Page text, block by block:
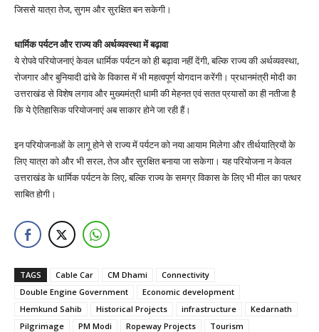
जिससे यात्रा तेज, सुगम और सुरक्षित बन सकेगी।
धार्मिक पर्यटन और राज्य की अर्थव्यवस्था में बढ़ावा
ये रोपवे परियोजनाएं केवल धार्मिक पर्यटन को ही बढ़ावा नहीं देंगी, बल्कि राज्य की अर्थव्यवस्था,
रोजगार और बुनियादी ढांचे के विकास में भी महत्वपूर्ण योगदान करेंगी। प्रधानमंत्री मोदी का
उत्तराखंड से विशेष लगाव और मुख्यमंत्री धामी की मेहनत एवं सतत प्रयासों का ही नतीजा है
कि ये ऐतिहासिक परियोजनाएं अब साकार होने जा रही हैं।
इन परियोजनाओं के लागू होने से राज्य में पर्यटन को नया आयाम मिलेगा और तीर्थयात्रियों के
लिए यात्रा को और भी सरल, तेज और सुरक्षित बनाया जा सकेगा। यह परियोजना न केवल
उत्तराखंड के धार्मिक पर्यटन के लिए, बल्कि राज्य के समग्र विकास के लिए भी मील का पत्थर
साबित होगी।
TAGS Cable Car CM Dhami
Connectivity
Double Engine Government
Economic development
Hemkund Sahib
Historical Projects infrastructure
Kedarnath
Pilgrimage
PM Modi Ropeway Projects
Tourism